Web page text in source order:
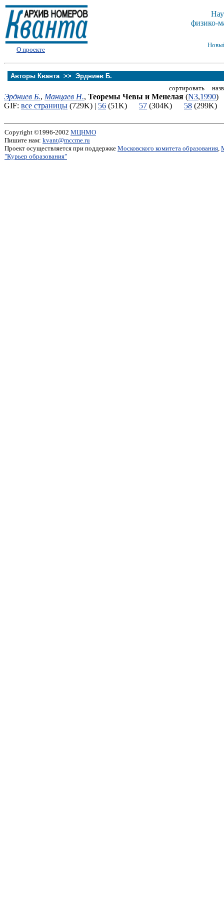
О проекте
физико-
Авторы Кванта >> Эрдниев Б.
сортировать
Эрдниев Б., Манцаев Н., Теоремы Чевы и Менелая (N3,1990)
GIF: все страницы (729K) | 56 (51K) 57 (304K) 58
Copyright ©1996-2002 МЦНМО
Пишите нам: kvant@mccme.ru
Проект осуществляется при поддержке Московского комитета образования,
"Курьер образования"